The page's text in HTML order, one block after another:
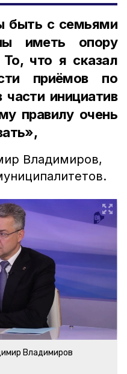
быть с семьями
иметь опору
что я сказал
приёмов по
инициатив
правилу очень
Владимиров,
Владимиров